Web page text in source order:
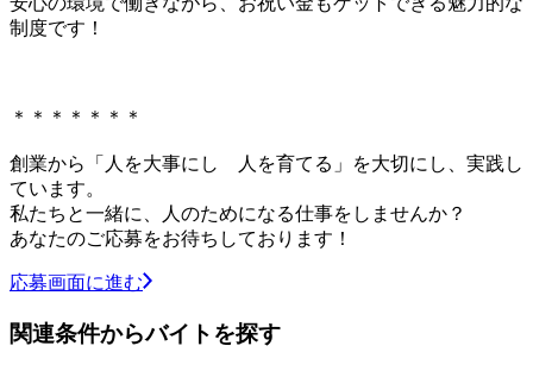
制度です！
＊＊＊＊＊＊＊
創業から「人を大事にし 人を育てる」を大切にし、実践し
ています。
私たちと一緒に、人のためになる仕事をしませんか？
あなたのご応募をお待ちしております！
応募画面に進む
関連条件からバイトを探す